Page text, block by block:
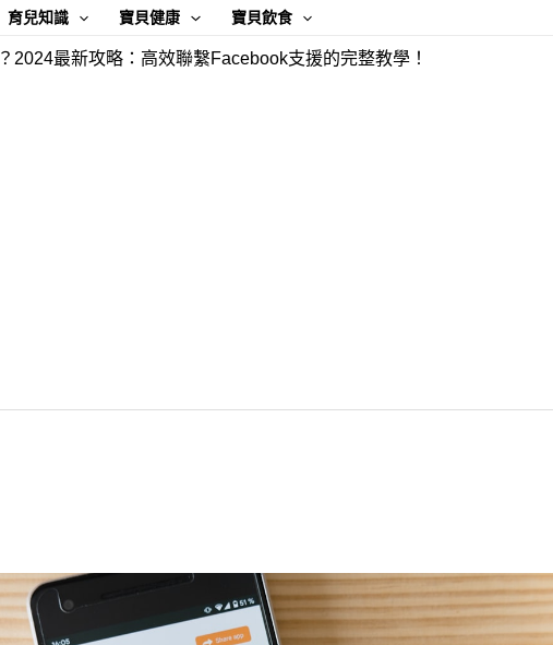
育兒知識 寶貝健康 寶貝飲食
2024最新攻略：高效聯繫Facebook支援的完整教學！